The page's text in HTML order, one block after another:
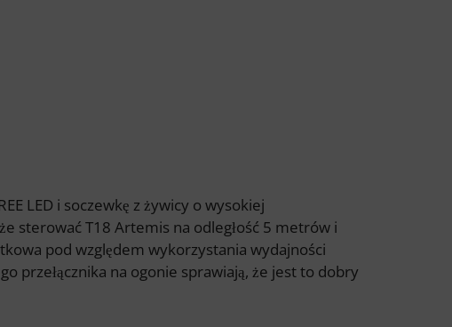
LED i soczewkę z żywicy o wysokiej
sterować T18 Artemis na odległość 5 metrów i
pod względem wykorzystania wydajności
przełącznika na ogonie sprawiają, że jest to dobry